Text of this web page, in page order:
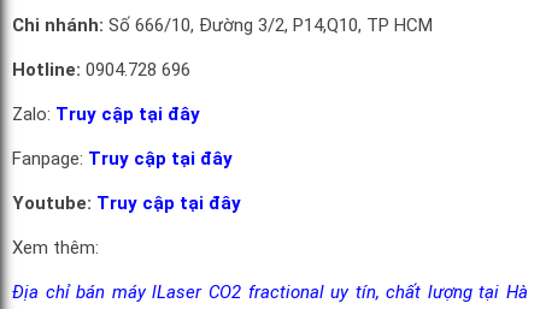
Chi nhánh: Số 666/10, Đường 3/2, P14,Q10, TP HCM
Hotline: 0904.728 696
Zalo: Truy cập tại đây
Fanpage: Truy cập tại đây
Youtube: Truy cập tại đây
Xem thêm:
Địa chỉ bán máy lLaser CO2 fractional uy tín, chất lượng tại Hà